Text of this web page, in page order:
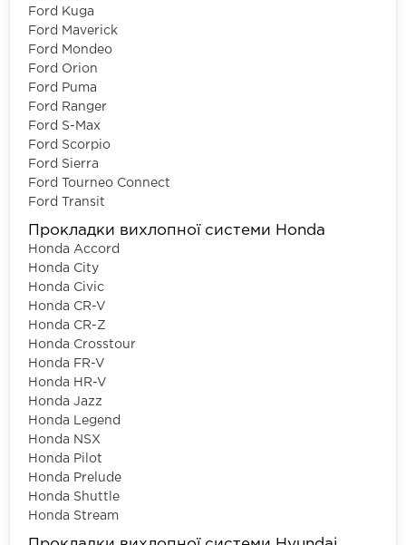
Ford Kuga
Ford Maverick
Ford Mondeo
Ford Orion
Ford Puma
Ford Ranger
Ford S-Max
Ford Scorpio
Ford Sierra
Ford Tourneo Connect
Ford Transit
Прокладки вихлопної системи Honda
Honda Accord
Honda City
Honda Civic
Honda CR-V
Honda CR-Z
Honda Crosstour
Honda FR-V
Honda HR-V
Honda Jazz
Honda Legend
Honda NSX
Honda Pilot
Honda Prelude
Honda Shuttle
Honda Stream